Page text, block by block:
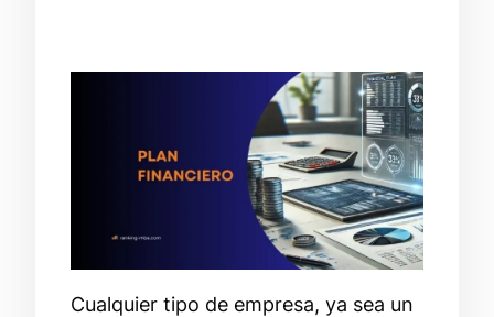
Cualquier tipo de empresa, ya sea un